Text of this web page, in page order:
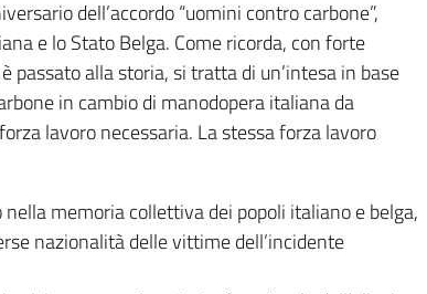
dell’accordo “uomini contro carbone”,
e lo Stato Belga. Come ricorda, con forte
passato alla storia, si tratta di un’intesa in base
in cambio di manodopera italiana da
lavoro necessaria. La stessa forza lavoro
memoria collettiva dei popoli italiano e belga,
nazionalità delle vittime dell’incidente